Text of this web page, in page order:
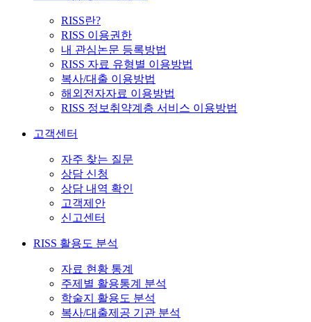
RISS란?
RISS 이용권한
내 관심논문 등록방법
RISS 자료 유형별 이용방법
복사/대출 이용방법
해외전자자료 이용방법
RISS 정보취약계층 서비스 이용방법
고객센터
자주 찾는 질문
상담 신청
상담 내역 확인
고객제안
신고센터
RISS 활용도 분석
자료 현황 통계
주제별 활용통계 분석
학술지 활용도 분석
복사/대출제공 기관 분석